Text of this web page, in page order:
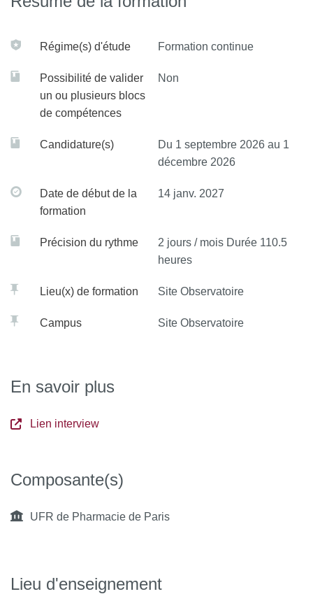
Régime(s) d'étude Formation continue
Possibilité de valider
un ou plusieurs blocs
de compétences
Non
Candidature(s)
Du 1 septembre 2026 au 1
décembre 2026
Date de début de la
formation
14 janv. 2027
Précision du rythme
2 jours / mois Durée 110.5
heures
Lieu(x) de formation Site Observatoire
Campus Site Observatoire
En savoir plus
Lien interview
Composante(s)
UFR de Pharmacie de Paris
Lieu d'enseignement